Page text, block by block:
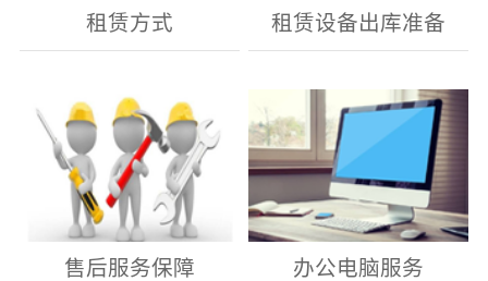
租赁方式 租赁设备出库准备
售后服务保障 办公电脑服务